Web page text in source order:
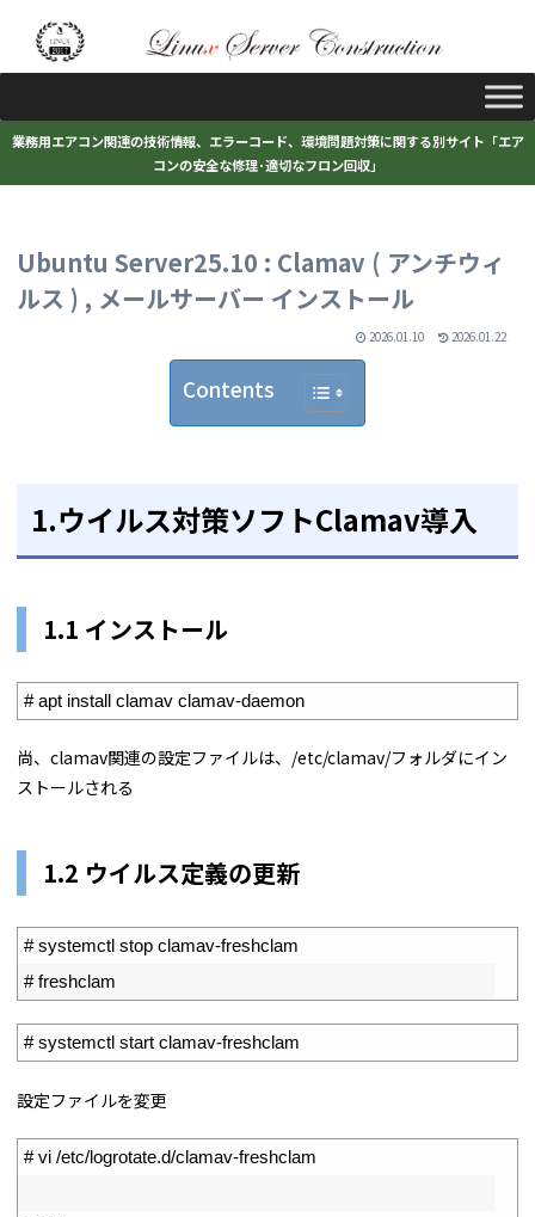
業務用エアコン関連の技術情報、エラーコード、環境問題対策に関する別サイト「エア
コンの安全な修理･適切なフロン回収」
Ubuntu Server25.10 : Clamav ( アンチウィ
ルス ) , メールサーバー インストール
2026.01.10 2026.01.22
Contents
1.ウイルス対策ソフトClamav導入
1.1 インストール
# apt install clamav clamav-daemon
尚、clamav関連の設定ファイルは、/etc/clamav/フォルダにイン
ストールされる
1.2 ウイルス定義の更新
# systemctl stop clamav-freshclam
# freshclam
# systemctl start clamav-freshclam
設定ファイルを変更
# vi /etc/logrotate.d/clamav-freshclam